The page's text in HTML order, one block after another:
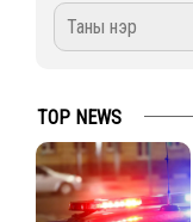
TOP NEWS